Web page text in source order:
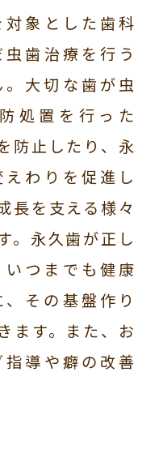
象とした歯科
歯治療を行う
大切な歯が虫
処置を行った
防止したり、永
わりを促進し
長を支える様々
。永久歯が正し
つまでも健康
その基盤作り
ます。また、お
導や癖の改善